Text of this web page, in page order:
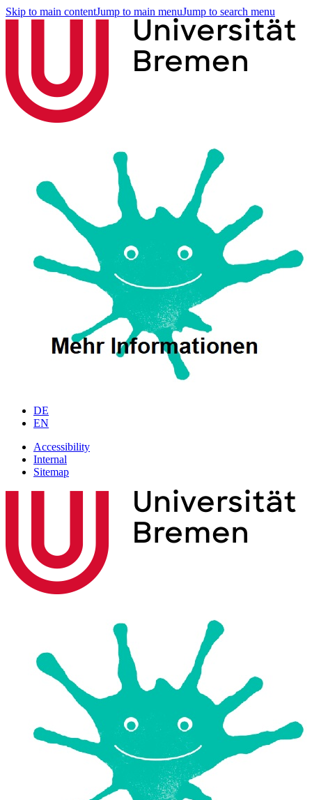
Skip to main contentJump to main menuJump to search menu
DE
EN
Accessibility
Internal
Sitemap